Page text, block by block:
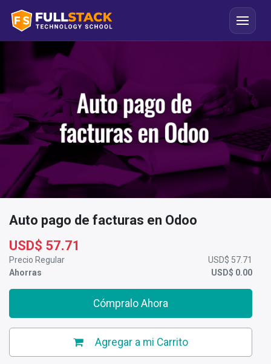
Auto pago de facturas en Odoo
USD$ 57.71
Precio Regular USD$ 57.71
Ahorras
USD$ 0.00
Cómpralo Ahora
Agregar a mi Carrito